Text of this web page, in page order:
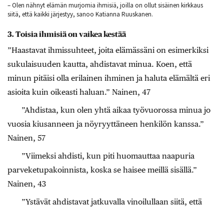
– Olen nähnyt elämän murjomia ihmisiä, joilla on ollut sisäinen kirkkaus
siitä, että kaikki järjestyy, sanoo Katianna Ruuskanen.
3. Toisia ihmisiä on vaikea kestää
”Haastavat ihmissuhteet, joita elämässäni on esimerkiksi
sukulaisuuden kautta, ahdistavat minua. Koen, että
minun pitäisi olla erilainen ihminen ja haluta elämältä eri
asioita kuin oikeasti haluan.” Nainen, 47
”Ahdistaa, kun olen yhtä aikaa työvuorossa minua jo
vuosia kiusanneen ja nöyryyttäneen henkilön kanssa.”
Nainen, 57
”Viimeksi ahdisti, kun piti huomauttaa naapuria
parveketupakoinnista, koska se haisee meillä sisällä.”
Nainen, 43
”Ystävät ahdistavat jatkuvalla vinoilullaan siitä, että